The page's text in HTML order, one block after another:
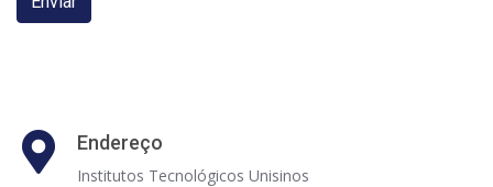
Endereço
Institutos Tecnológicos Unisinos